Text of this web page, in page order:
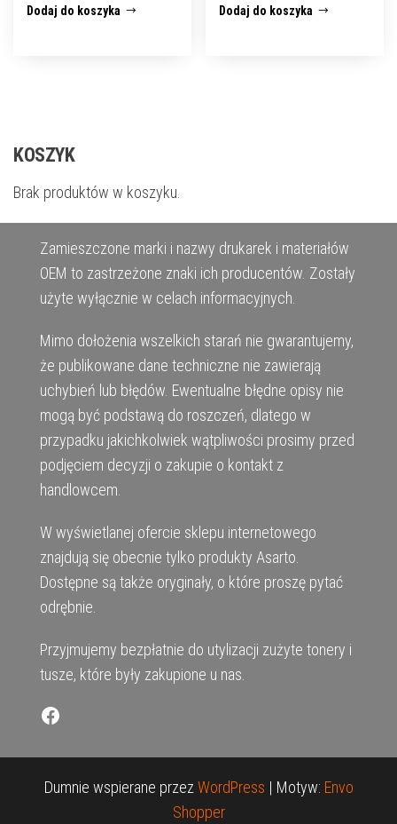
Dodaj do koszyka Dodaj do koszyka
KOSZYK
Brak produktów w koszyku.
Zamieszczone marki i nazwy drukarek i materiałów
OEM to zastrzeżone znaki ich producentów. Zostały
użyte wyłącznie w celach informacyjnych.
Mimo dołożenia wszelkich starań nie gwarantujemy,
że publikowane dane techniczne nie zawierają
uchybień lub błędów. Ewentualne błędne opisy nie
mogą być podstawą do roszczeń, dlatego w
przypadku jakichkolwiek wątpliwości prosimy przed
podjęciem decyzji o zakupie o kontakt z
handlowcem.
W wyświetlanej ofercie sklepu internetowego
znajdują się obecnie tylko produkty Asarto.
Dostępne są także oryginały, o które proszę pytać
odrębnie.
Przyjmujemy bezpłatnie do utylizacji zużyte tonery i
tusze, które były zakupione u nas.
Facebook
Dumnie wspierane przezWordPress | Motyw: Envo
Shopper